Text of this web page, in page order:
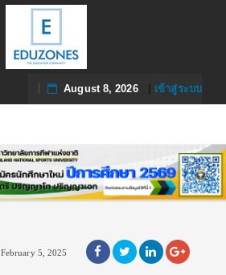
August 8, 2026| เข้าสู่ระบบ
February 5, 2025